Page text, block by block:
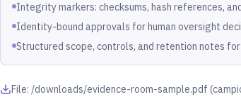
Integrity markers: checksums, hash references,
Identity-bound approvals for human oversight
Structured scope, controls, and retention notes
File: /downloads/evidence-room-sample.pdf